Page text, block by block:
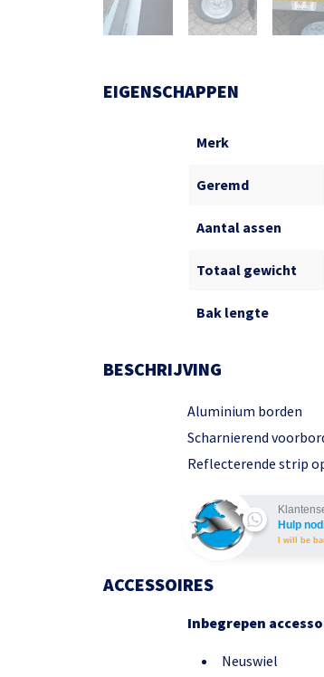
EIGENSCHAPPEN
Merk
Geremd
Aantal assen
Totaal gewicht
Bak lengte
BESCHRIJVING
Aluminium borden
Scharnierend
Reflecterende strip
Hulp
I will be
ACCESSOIRES
Inbegrepen
Neuswiel